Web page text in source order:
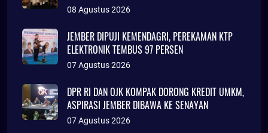
KONSULTASI
08 Agustus 2026
JEMBER DIPUJI KEMENDAGRI, PEREKAMAN KTP
ELEKTRONIK TEMBUS 97 PERSEN
07 Agustus 2026
DPR RI DAN OJK KOMPAK DORONG KREDIT UMKM,
ASPIRASI JEMBER DIBAWA KE SENAYAN
07 Agustus 2026